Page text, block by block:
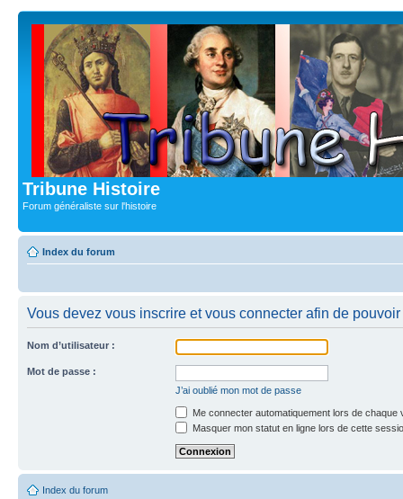
Tribune Histoire
Forum généraliste sur l'histoire
Index du forum
Vous devez vous inscrire et vous connecter afin de
Nom d’utilisateur :
Mot de passe :
J’ai oublié mon mot de passe
Me connecter automatiquement lors de chaque
Masquer mon statut en ligne lors de cette
Index du forum